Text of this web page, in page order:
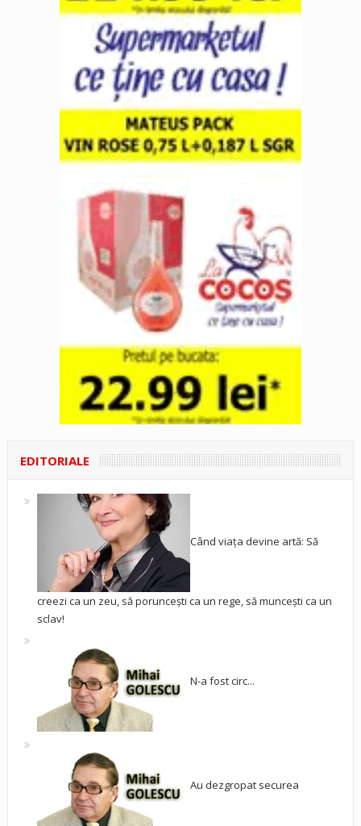
EDITORIALE
Când viața devine artă: Să
creezi ca un zeu, să poruncești ca un rege, să muncești ca un
sclav!
N-a fost circ...
Au dezgropat securea